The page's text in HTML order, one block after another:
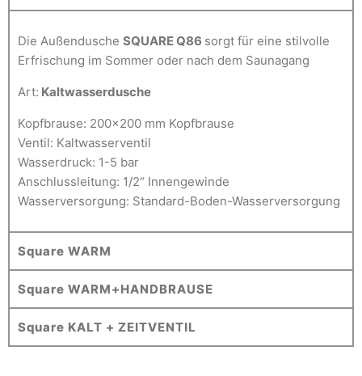
Die Außendusche SQUARE Q86 sorgt für eine stilvolle
Erfrischung im Sommer oder nach dem Saunagang
Art: Kaltwasserdusche
Kopfbrause: 200×200 mm Kopfbrause
Ventil: Kaltwasserventil
Wasserdruck: 1-5 bar
Anschlussleitung: 1/2“ Innengewinde
Wasserversorgung: Standard-Boden-Wasserversorgung
Square WARM
Square WARM+HANDBRAUSE
Square KALT + ZEITVENTIL